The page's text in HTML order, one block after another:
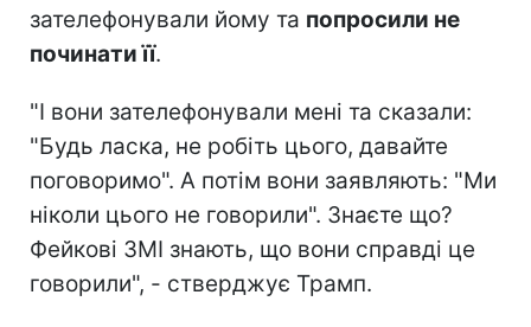
зателефонували йому та попросили не
починати її.
"І вони зателефонували мені та сказали:
"Будь ласка, не робіть цього, давайте
поговоримо". А потім вони заявляють: "Ми
ніколи цього не говорили". Знаєте що?
Фейкові ЗМІ знають, що вони справді це
говорили", - стверджує Трамп.